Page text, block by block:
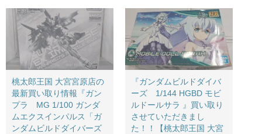
桃太郎王国 大宮宮原店の
最新買い取り情報『ガン
プラ MG 1/100 ガンダ
ムエクスインパルス「ガ
ンダムビルドダイバーズ
『ガンダムビルドダイバ
ーズ 1/144 ​HGBD ​モビ
ルドールサラ ​』買い取り
させていただきまし
た！！【桃太郎王国 大宮